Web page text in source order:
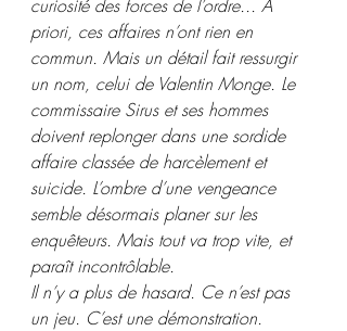
curiosité des forces de l’ordre... À
priori, ces affaires n’ont rien en
commun. Mais un détail fait ressurgir
un nom, celui de Valentin Monge. Le
commissaire Sirus et ses hommes
doivent replonger dans une sordide
affaire classée de harcèlement et
suicide. L’ombre d’une vengeance
semble désormais planer sur les
enquêteurs. Mais tout va trop vite, et
paraît incontrôlable.
Il n’y a plus de hasard. Ce n’est pas
un jeu. C’est une démonstration.